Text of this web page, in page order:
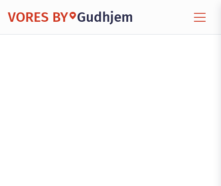
VORES BY Gudhjem